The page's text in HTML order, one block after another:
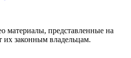
материалы, представленные на
их законным владельцам.